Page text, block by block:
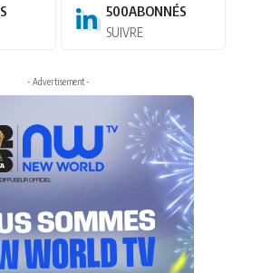
500ABONNÉS
SUIVRE
- Advertisement -